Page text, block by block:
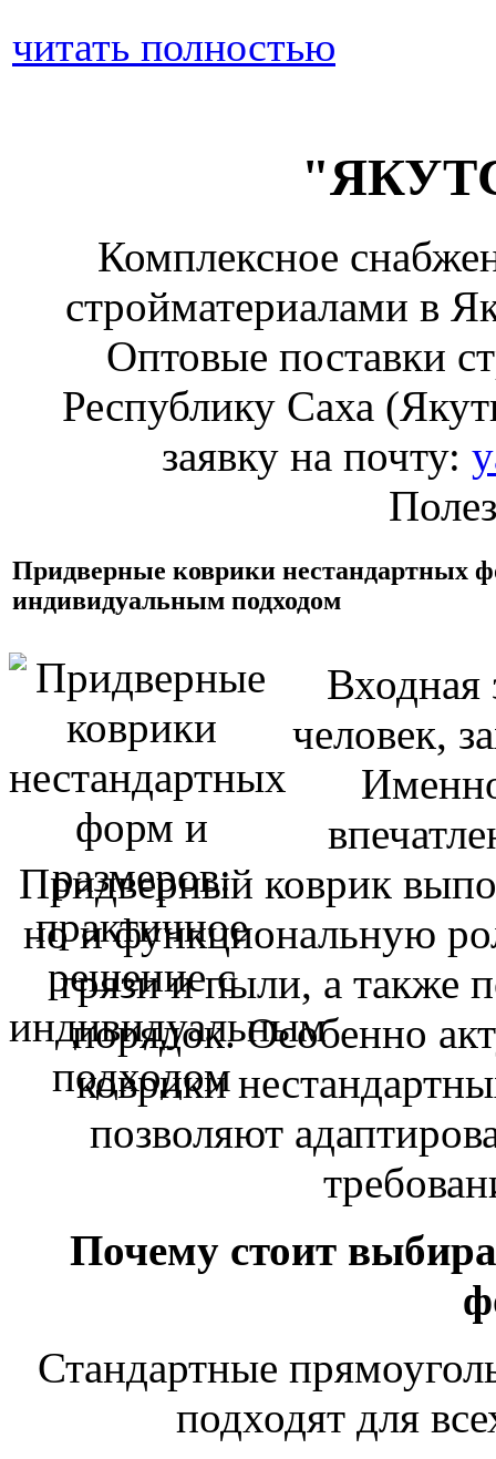
читать полностью
Комплексное
стройматериалами в
Оптовые поставки
Республику Саха
заявку на почту:
Придверные коврики нестандартных
индивидуальным подходом
Входная
человек,
Придверный коврик
но и функциональную
грязи и пыли, а также
порядок. Особенно
коврики
позволяют
Почему стоит
Стандартные
подходят для